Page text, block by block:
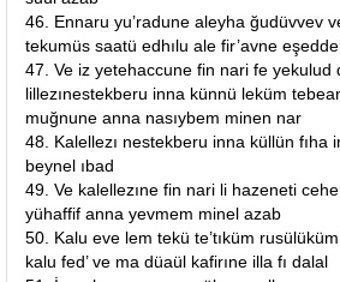
46. Ennaru yu’radune aleyha ğudüvvev
tekumüs saatü edhılu ale fir’avne
47. Ve iz yetehaccune fin nari fe yekulud
lillezınestekberu inna künnü leküm
muğnune anna nasıybem minen nar
48. Kalellezı nestekberu inna küllün fıha
beynel ıbad
49. Ve kalellezıne fin nari li hazeneti
yühaffif anna yevmem minel azab
50. Kalu eve lem tekü te’tıküm
kalu fed’ ve ma düaül kafirıne illa fı dalal